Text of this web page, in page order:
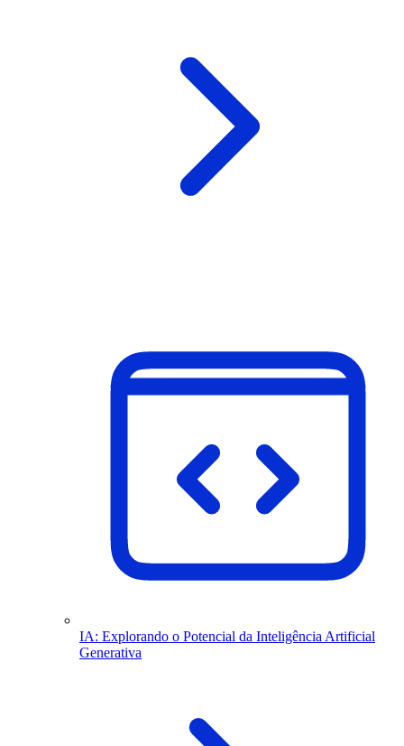
IA: Explorando o Potencial da Inteligência Artificial
Generativa